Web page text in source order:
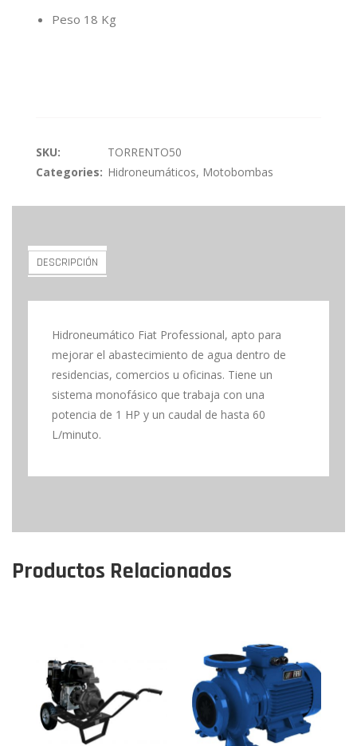
Peso 18 Kg
SKU:
TORRENTO50
Categories: Hidroneumáticos, Motobombas
DESCRIPCIÓN
Hidroneumático Fiat Professional, apto para
mejorar el abastecimiento de agua dentro de
residencias, comercios u oficinas. Tiene un
sistema monofásico que trabaja con una
potencia de 1 HP y un caudal de hasta 60
L/minuto.
Productos Relacionados